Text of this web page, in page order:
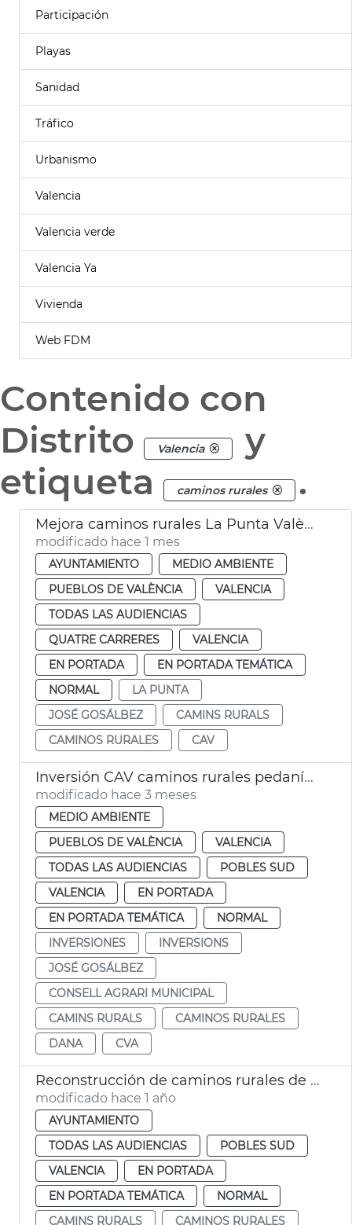
Participación
Playas
Sanidad
Tráfico
Urbanismo
Valencia
Valencia verde
Valencia Ya
Vivienda
Web FDM
Contenido con
Distrito
Valencia
y
etiqueta
caminos rurales .
Mejora caminos rurales La Punta València
modificado hace 1 mes
AYUNTAMIENTO
MEDIO AMBIENTE
PUEBLOS DE VALÈNCIA
VALENCIA
TODAS LAS AUDIENCIAS
QUATRE CARRERES
VALENCIA
EN PORTADA
EN PORTADA TEMÁTICA
NORMAL
LA PUNTA
JOSÉ GOSÁLBEZ
CAMINS RURALS
CAMINOS RURALES
CAV
Inversión CAV caminos rurales pedanías dana València
modificado hace 3 meses
MEDIO AMBIENTE
PUEBLOS DE VALÈNCIA
VALENCIA
TODAS LAS AUDIENCIAS
POBLES SUD
VALENCIA
EN PORTADA
EN PORTADA TEMÁTICA
NORMAL
INVERSIONES
INVERSIONS
JOSÉ GOSÁLBEZ
CONSELL AGRARI MUNICIPAL
CAMINS RURALS
CAMINOS RURALES
DANA
CVA
Reconstrucción de caminos rurales de València tras la dana
modificado hace 1 año
AYUNTAMIENTO
TODAS LAS AUDIENCIAS
POBLES SUD
VALENCIA
EN PORTADA
EN PORTADA TEMÁTICA
NORMAL
CAMINS RURALS
CAMINOS RURALES